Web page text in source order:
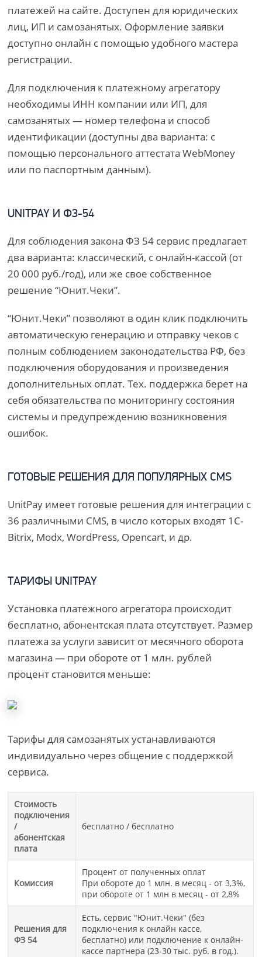
платежей на сайте. Доступен для юридических
лиц, ИП и самозанятых. Оформление заявки
доступно онлайн с помощью удобного мастера
регистрации.
Для подключения к платежному агрегатору
необходимы ИНН компании или ИП, для
самозанятых — номер телефона и способ
идентификации (доступны два варианта: с
помощью персонального аттестата WebMoney
или по паспортным данным).
UNITPAY И ФЗ-54
Для соблюдения закона ФЗ 54 сервис предлагает
два варианта: классический, с онлайн-кассой (от
20 000 руб./год), или же свое собственное
решение “Юнит.Чеки”.
“Юнит.Чеки” позволяют в один клик подключить
автоматическую генерацию и отправку чеков с
полным соблюдением законодательства РФ, без
подключения оборудования и произведения
дополнительных оплат. Тех. поддержка берет на
себя обязательства по мониторингу состояния
системы и предупреждению возникновения
ошибок.
ГОТОВЫЕ РЕШЕНИЯ ДЛЯ ПОПУЛЯРНЫХ CMS
UnitPay имеет готовые решения для интеграции с
36 различными CMS, в число которых входят 1C-
Bitrix, Modx, WordPress, Opencart, и др.
ТАРИФЫ UNITPAY
Установка платежного агрегатора происходит
бесплатно, абонентская плата отсутствует. Размер
платежа за услуги зависит от месячного оборота
магазина — при обороте от 1 млн. рублей
процент становится меньше:
Тарифы для самозанятых устанавливаются
индивидуально через общение с поддержкой
сервиса.
Стоимость
подключения
/
абонентская
плата
бесплатно / бесплатно
Комиссия
Процент от полученных оплат
При обороте до 1 млн. в месяц - от 3,3%,
при обороте от 1 млн в месяц - от 2,8%
Решения для
ФЗ 54
Есть, сервис "Юнит.Чеки" (без
подключения к онлайн кассе,
бесплатно) или подключение к онлайн-
кассе партнера (23-30 тыс. руб. в год.).